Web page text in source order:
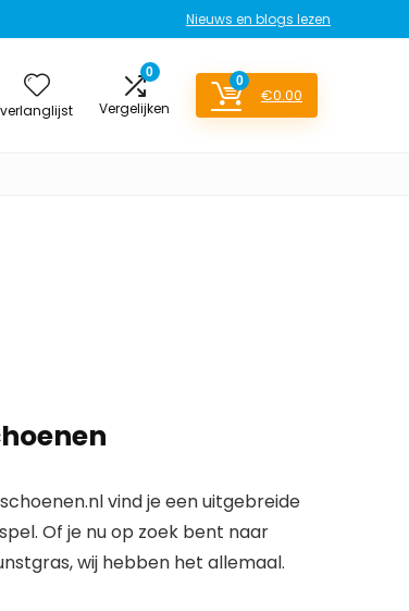
Nieuws en blogs lezen
verlanglijst
0
Vergelijken
0
€0.00
vind je een uitgebreide
Of je nu op zoek bent naar
wij hebben het allemaal.